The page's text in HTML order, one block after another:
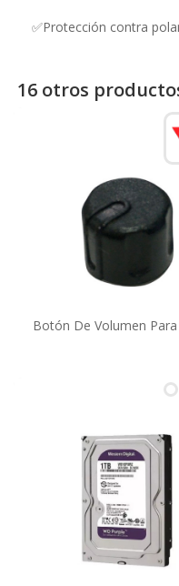
✅Protección contra
16 otros
Botón De Volumen Para